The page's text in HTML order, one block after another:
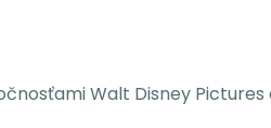
Walt Disney Pictures